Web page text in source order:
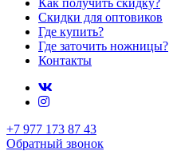
Скидки для оптовиков
Где купить?
Где заточить ножницы?
Контакты
+7 977 173 87 43
Обратный звонок